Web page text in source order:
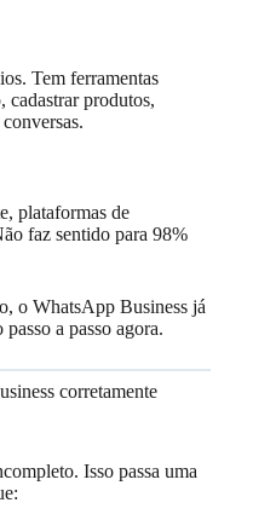
Tem ferramentas
cadastrar produtos,
plataformas de
faz sentido para 98%
o WhatsApp Business já
a passo agora.
corretamente
Isso passa uma